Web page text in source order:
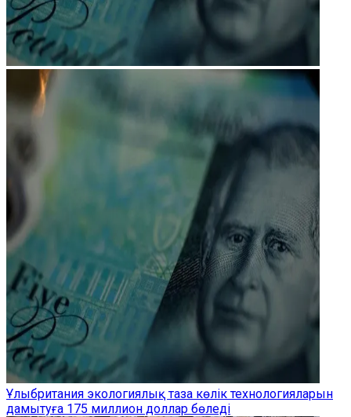
Ұлыбритания экологиялық таза көлік технологияларын
дамытуға 175 миллион доллар бөледі